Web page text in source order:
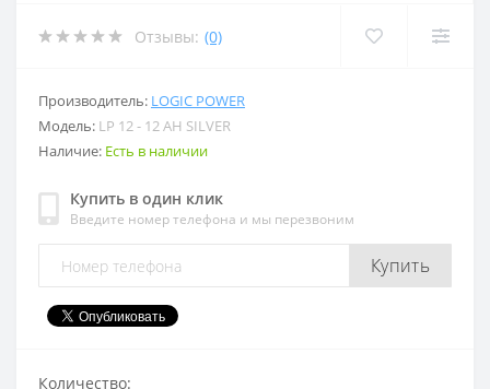
Отзывы: (0)
Производитель: LOGIC POWER
Модель: LP 12 - 12 AH SILVER
Наличие: Есть в наличии
Купить в один клик
Введите номер телефона и мы перезвоним
Купить
Количество: